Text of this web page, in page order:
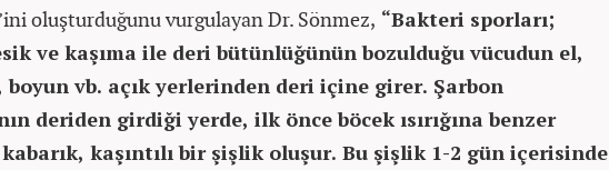
oluşturduğunu vurgulayan Dr. Sönmez, “Bakteri sporları;
ve kaşıma ile deri bütünlüğünün bozulduğu vücudun el,
boyun vb. açık yerlerinden deri içine girer. Şarbon
deriden girdiği yerde, ilk önce böcek ısırığına benzer
kaşıntılı bir şişlik oluşur. Bu şişlik 1-2 gün içerisinde